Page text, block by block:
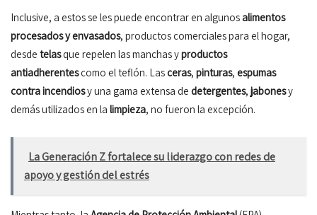
Inclusive, a estos se les puede encontrar en algunosalimentos
procesados y envasados, productos comerciales para el hogar,
desde telasque repelen las manchas yproductos
antiadherentescomo el teflón. Lasceras, pinturas, espumas
contra incendiosy una gama extensa de detergentes, jabonesy
demás utilizados en la limpieza, no fueron la excepción.
La Generación Z fortalece su liderazgo con redes de
apoyo y gestión del estrés